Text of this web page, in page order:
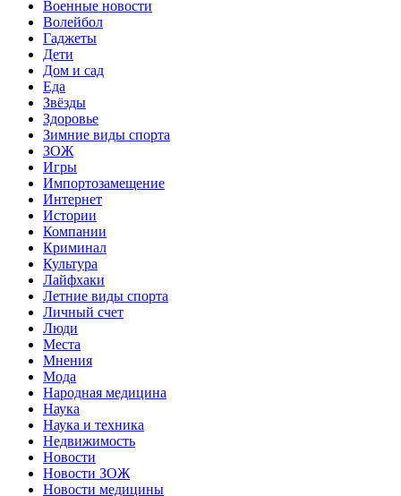
Военные новости
Волейбол
Гаджеты
Дети
Дом и сад
Еда
Звёзды
Здоровье
Зимние виды спорта
ЗОЖ
Игры
Импортозамещение
Интернет
Истории
Компании
Криминал
Культура
Лайфхаки
Летние виды спорта
Личный счет
Люди
Места
Мнения
Мода
Народная медицина
Наука
Наука и техника
Недвижимость
Новости
Новости ЗОЖ
Новости медицины